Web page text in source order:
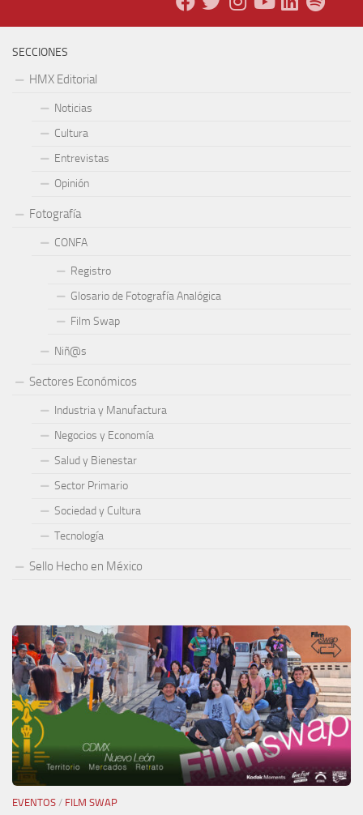
SECCIONES
HMX Editorial
Noticias
Cultura
Entrevistas
Opinión
Fotografía
CONFA
Registro
Glosario de Fotografía Analógica
Film Swap
Niñ@s
Sectores Económicos
Industria y Manufactura
Negocios y Economía
Salud y Bienestar
Sector Primario
Sociedad y Cultura
Tecnología
Sello Hecho en México
EVENTOS / FILM SWAP